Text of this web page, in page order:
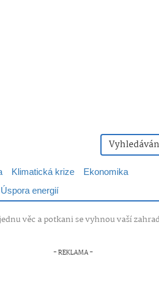
Klimatická krize
Ekonomika
Úspora energií
věc a potkani se vyhnou vaší